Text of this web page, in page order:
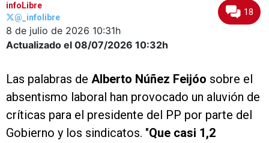
infoLibre
@_infolibre
8 de julio de 2026 10:31h
Actualizado el 08/07/2026 10:32h
18
Las palabras de Alberto Núñez Feijóo sobre el
absentismo laboral han provocado un aluvión de
críticas para el presidente del PP por parte del
Gobierno y los sindicatos. "Que casi 1,2